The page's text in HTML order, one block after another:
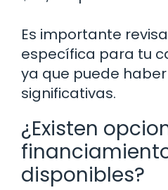
Es importante
específica para tu
ya que puede
significativas.
¿Existen
disponibles?